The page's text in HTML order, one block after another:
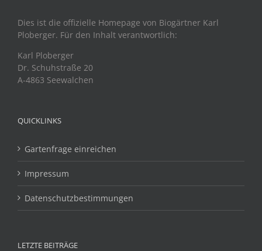
Dies ist die offizielle Homepage von Biogärtner Karl
Ploberger. Für den Inhalt verantwortlich:
Karl Ploberger
Dr. Schuhstraße 20
A-4863 Seewalchen
QUICKLINKS
Gartenfrage einreichen
Impressum
Datenschutzbestimmungen
LETZTE BEITRÄGE